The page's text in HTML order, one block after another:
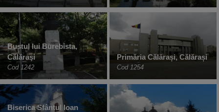
Bustul lui Burebista,
Călăraşi
Cod 1242
Primăria Călărași, Călărași
Cod 1254
Biserica Sfântul Ioan